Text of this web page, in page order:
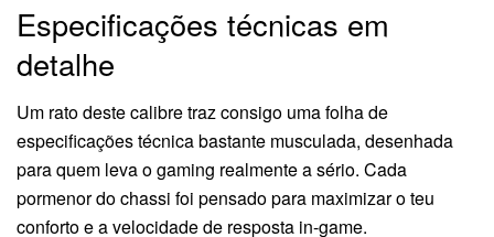
Especificações técnicas em
detalhe
Um rato deste calibre traz consigo uma folha de
especificações técnica bastante musculada, desenhada
para quem leva o gaming realmente a sério. Cada
pormenor do chassi foi pensado para maximizar o teu
conforto e a velocidade de resposta in-game.